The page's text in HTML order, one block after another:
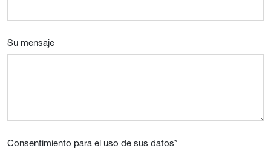
Su mensaje
Consentimiento para el uso de sus datos*